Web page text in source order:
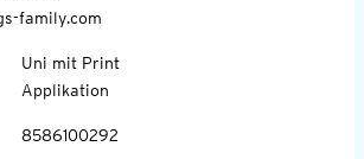
family.com
Uni mit Print
Applikation
8586100292